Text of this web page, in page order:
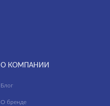
О КОМПАНИИ
Блог
О бренде